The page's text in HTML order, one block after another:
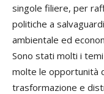
singole filiere, per
politiche a
ambientale ed
Sono stati molti i
molte le opportunità
trasformazione e